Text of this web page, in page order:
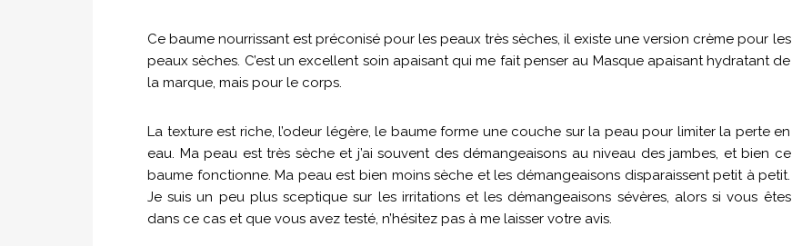
Ce baume nourrissant est préconisé pour les peaux très sèches, il existe une version crème pour les
peaux sèches. C’est un excellent soin apaisant qui me fait penser au Masque apaisant hydratant de
la marque, mais pour le corps.
La texture est riche, l’odeur légère, le baume forme une couche sur la peau pour limiter la perte en
eau. Ma peau est très sèche et j’ai souvent des démangeaisons au niveau des jambes, et bien ce
baume fonctionne. Ma peau est bien moins sèche et les démangeaisons disparaissent petit à petit.
Je suis un peu plus sceptique sur les irritations et les démangeaisons sévères, alors si vous êtes
dans ce cas et que vous avez testé, n’hésitez pas à me laisser votre avis.